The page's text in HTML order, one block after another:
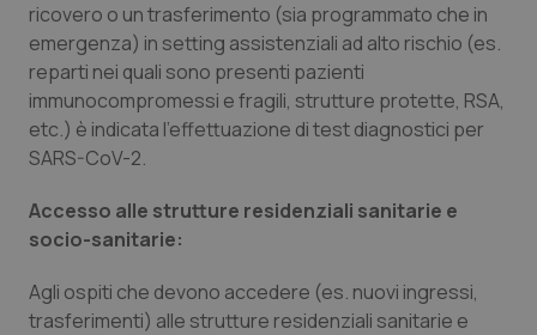
Quotidiano Cardiologia
Quotidiano Chirurgia
Quotidiano Oncologia
Quotidiano Pediatria
Rene & patologie urogenitali
ricovero o un trasferimento (sia programmato che in
emergenza) in setting assistenziali ad alto rischio (es.
reparti nei quali sono presenti pazienti
immunocompromessi e fragili, strutture protette, RSA,
etc.) è indicata l’effettuazione di test diagnostici per
SARS-CoV-2.
Accesso alle strutture residenziali sanitarie e
socio-sanitarie:
Agli ospiti che devono accedere (es. nuovi ingressi,
trasferimenti) alle strutture residenziali sanitarie e